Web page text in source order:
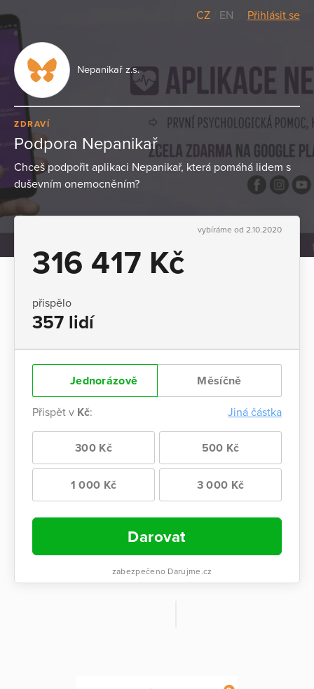
CZ EN Přihlásit se
Nepanikař z.s.
ZDRAVÍ
Podpora Nepanikař
Chceš podpořit aplikaci Nepanikař, která pomáhá lidem s
duševním onemocněním?
vybíráme od 2.10.2020
316 417 Kč
přispělo
357 lidí
Jednorázově Měsíčně
Přispět v Kč: Jiná částka
300 Kč 500 Kč
1 000 Kč 3 000 Kč
Darovat
zabezpečeno Darujme.cz